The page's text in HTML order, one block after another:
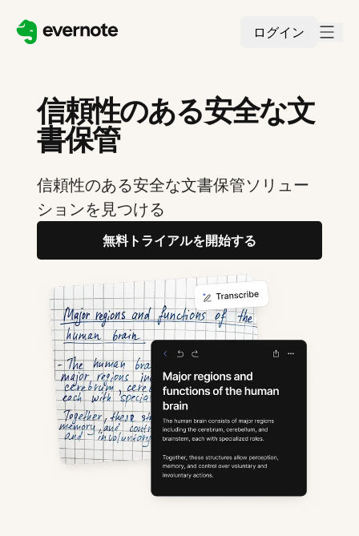
ログイン
信頼性のある安全な文
書保管
信頼性のある安全な文書保管ソリュー
ションを見つける
無料トライアルを開始する